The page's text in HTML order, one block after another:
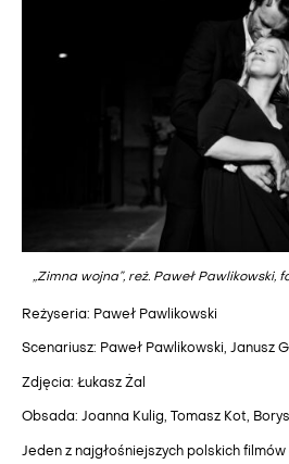
„Zimna wojna”, reż. Paweł Pawlikowski,
Reżyseria: Paweł Pawlikowski
Scenariusz: Paweł Pawlikowski, Janusz
Zdjęcia: Łukasz Żal
Obsada: Joanna Kulig, Tomasz Kot,
Jeden z najgłośniejszych polskich